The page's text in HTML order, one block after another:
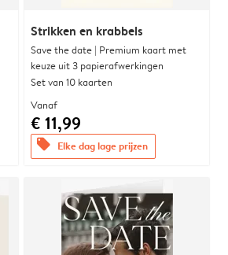
Strikken en krabbels
Save the date | Premium kaart met
keuze uit 3 papierafwerkingen
Set van 10 kaarten
Vanaf
€ 11,99
offers Elke dag lage prijzen